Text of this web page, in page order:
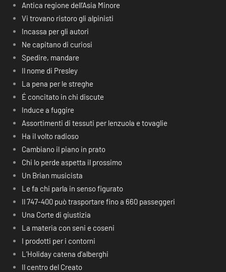
Antica regione dell’Asia Minore
Vi trovano ristoro gli alpinisti
Incassa per gli autori
Ne capitano di curiosi
Spedire, mandare
Il nome di Presley
La pena per le streghe
É concitato in chi discute
Induce a fuggire
Assortimenti di tessuti per lenzuola e tovaglie
Ha il volto radioso
Cambiano il piano in prato
Chi lo perde aspetta il prossimo
Un Brian musicista
Le fa chi parla in senso figurato
Il 747-400 può trasportare fino a 660 passeggeri
Una Corte di giustizia
La materia con seni e coseni
I prodotti per i contorni
L’Holiday catena d’alberghi
Il centro del Creato